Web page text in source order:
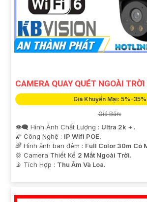
CAMERA QUAY QUÉT NGOÀI
Giá Khuyến Mại: 5%-35%
Giá Bán:
👁️‍🗨 Hình Ành Chất Lượng : Ultra 2k + .
🌠 Công Nghệ : IP Wifi POE.
🌈 Hình ảnh ban đêm : Full Color 30m Có
💢 Camera Thiết Kế 2 Mắt Ngoài Trời.
️📡 Tích Hợp : Thu Âm Và Loa.